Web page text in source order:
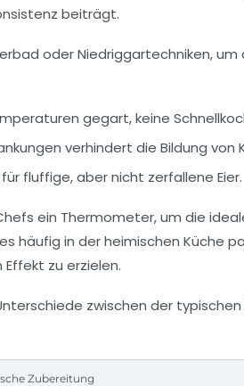
beiträgt.
oder Niedriggartechniken,
gegart, keine
verhindert die Bildung von
fluffige, aber nicht zerfallene Eier.
ein Thermometer, um die
häufig in der heimischen Küche
zu erzielen.
zwischen der
Zubereitung